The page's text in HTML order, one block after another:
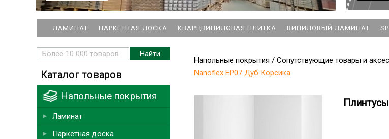
ЛАМИНАТ ПАРКЕТНАЯ ДОСКА КВАРЦВИНИЛОВАЯ ПЛИТКА ВИНИЛОВЫЙ ЛАМИНАТ
Напольные покрытия / Сопутствующие товары и
Nanoflex EP07 Дуб Корсика
Каталог товаров
Напольные покрытия
Ламинат
Паркетная доска